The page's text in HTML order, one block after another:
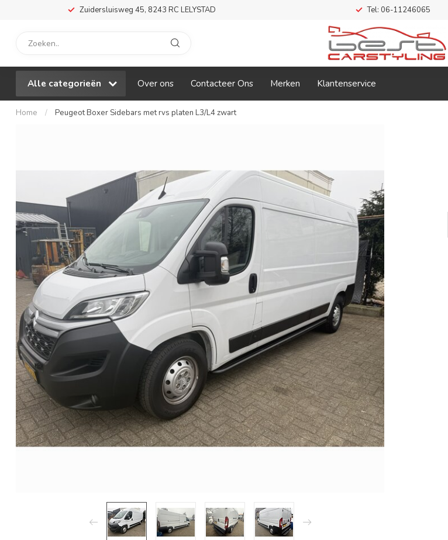
Zuidersluisweg 45, 8243 RC LELYSTAD Tel: 06-11246065
Alle categorieën Over ons Contacteer Ons Merken Klantenservice
Home / Peugeot Boxer Sidebars met rvs platen L3/L4 zwart